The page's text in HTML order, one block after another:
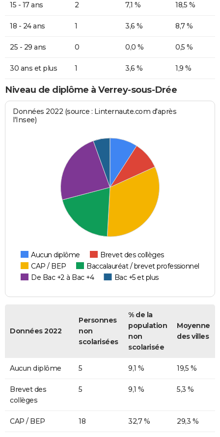
15 - 17 ans 2 7,1 % 18,5 %
18 - 24 ans 1 3,6 % 8,7 %
25 - 29 ans 0 0,0 % 0,5 %
30 ans et plus 1 3,6 % 1,9 %
Niveau de diplôme à Verrey-sous-Drée
Données 2022 (source : Linternaute.com d'après
l'Insee)
Aucun diplôme
Brevet des collèges
CAP / BEP
Baccalauréat / brevet professionnel
De Bac +2 à Bac +4
Bac +5 et plus
Données 2022
Personnes
non
scolarisées
% de la
population
non
scolarisée
Moyenne
des villes
Aucun diplôme 5 9,1 % 19,5 %
Brevet des
collèges
5 9,1 % 5,3 %
CAP / BEP 18 32,7 % 29,3 %